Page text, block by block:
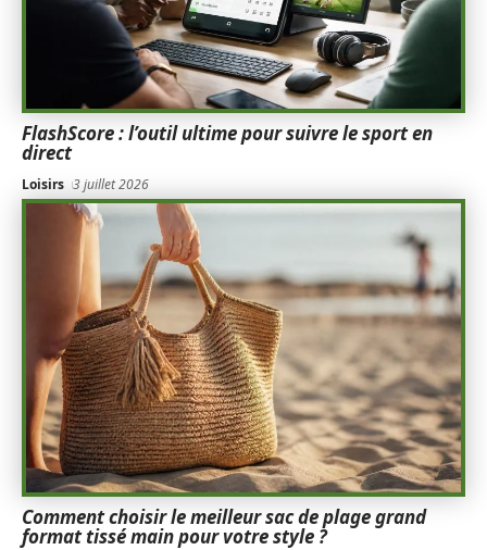
FlashScore : l’outil ultime pour suivre le sport en
direct
Loisirs 3 juillet 2026
Comment choisir le meilleur sac de plage grand
format tissé main pour votre style ?